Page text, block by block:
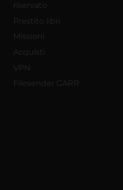
riservato
Prestito libri
Missioni
Acquisti
VPN
Filesender GARR